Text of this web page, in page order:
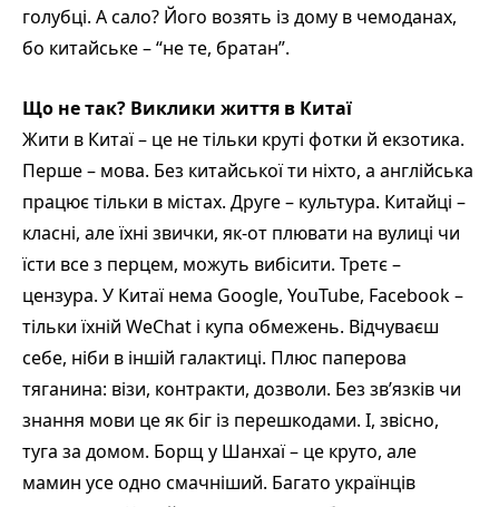
голубці. А сало? Його возять із дому в чемоданах,
бо китайське – “не те, братан”.
Що не так? Виклики життя в Китаї
Жити в Китаї – це не тільки круті фотки й екзотика.
Перше – мова. Без китайської ти ніхто, а англійська
працює тільки в містах. Друге – культура. Китайці –
класні, але їхні звички, як-от плювати на вулиці чи
їсти все з перцем, можуть вибісити. Третє –
цензура. У Китаї нема Google, YouTube, Facebook –
тільки їхній WeChat і купа обмежень. Відчуваєш
себе, ніби в іншій галактиці. Плюс паперова
тяганина: візи, контракти, дозволи. Без зв’язків чи
знання мови це як біг із перешкодами. І, звісно,
туга за домом. Борщ у Шанхаї – це круто, але
мамин усе одно смачніший. Багато українців